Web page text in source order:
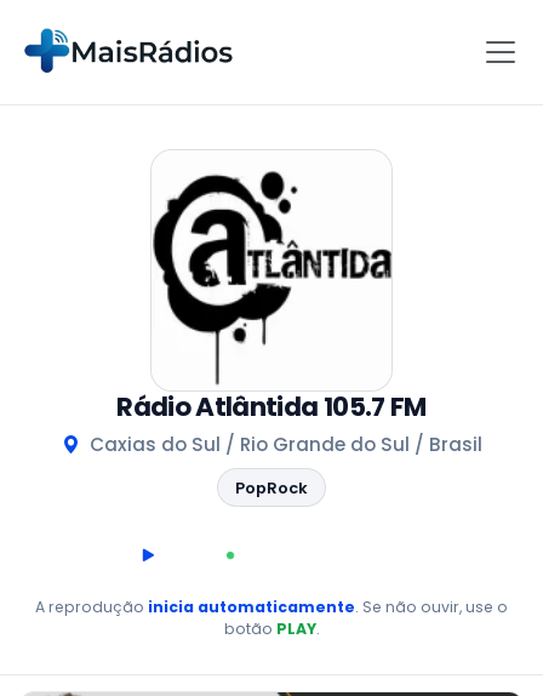
Rádio Atlântida 105.7 FM
Caxias do Sul / Rio Grande do Sul / Brasil
PopRock
AO VIVO
A reprodução inicia automaticamente. Se não ouvir, use o
botão PLAY.